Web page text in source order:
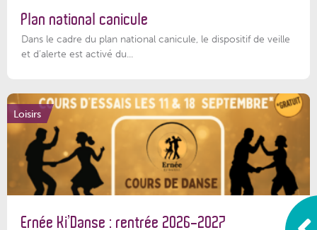
Plan national canicule
Dans le cadre du plan national canicule, le dispositif de veille
et d’alerte est activé du...
Loisirs
Ernée Ki’Danse : rentrée 2026-2027